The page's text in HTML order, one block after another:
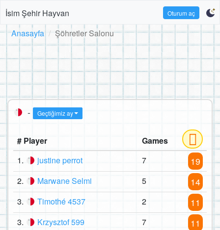
İsim Şehir Hayvan Oturum aç
Anasayfa Şöhretler Salonu
- Geçtiğimiz ay
# Player
Games
1.
justine perrot 7 19
2. Marwane Selmi 5 14
3. Timothé 4537 2 11
3. Krzysztof 599 7 11